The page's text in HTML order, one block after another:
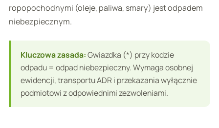
ropopochodnymi (oleje, paliwa, smary) jest odpadem
niebezpiecznym.
Kluczowa zasada:Gwiazdka (*) przy kodzie
odpadu = odpad niebezpieczny. Wymaga osobnej
ewidencji, transportu ADR i przekazania wyłącznie
podmiotowi z odpowiednimi zezwoleniami.